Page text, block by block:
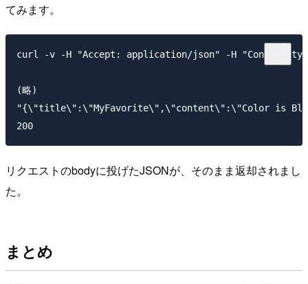
てみます。
curl -v -H "Accept: application/json" -H "Content-
(略)
"{\"title\":\"MyFavorite\",\"content\":\"Color is
リクエストのbodyに投げたJSONが、そのまま返却されまし
た。
まとめ